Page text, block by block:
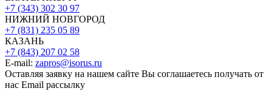
+7 (343) 302 30 97
НИЖНИЙ НОВГОРОД
+7 (831) 235 05 89
КАЗАНЬ
+7 (843) 207 02 58
E-mail: zapros@isorus.ru
Оставляя заявку на нашем сайте Вы соглашаетесь получать от
нас Email рассылку